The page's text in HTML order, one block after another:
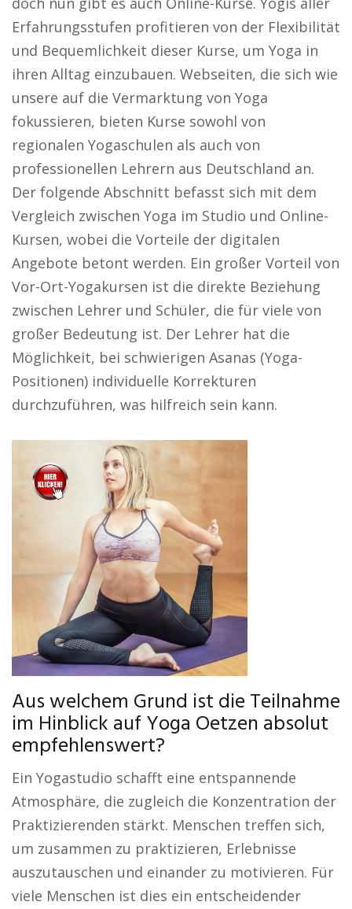
Erfahrungsstufen profitieren von der Flexibilität
und Bequemlichkeit dieser Kurse, um Yoga in
ihren Alltag einzubauen. Webseiten, die sich wie
unsere auf die Vermarktung von Yoga
fokussieren, bieten Kurse sowohl von
regionalen Yogaschulen als auch von
professionellen Lehrern aus Deutschland an.
Der folgende Abschnitt befasst sich mit dem
Vergleich zwischen Yoga im Studio und Online-
Kursen, wobei die Vorteile der digitalen
Angebote betont werden. Ein großer Vorteil von
Vor-Ort-Yogakursen ist die direkte Beziehung
zwischen Lehrer und Schüler, die für viele von
großer Bedeutung ist. Der Lehrer hat die
Möglichkeit, bei schwierigen Asanas (Yoga-
Positionen) individuelle Korrekturen
durchzuführen, was hilfreich sein kann.
Aus welchem Grund ist die Teilnahme
im Hinblick auf Yoga Oetzen absolut
empfehlenswert?
Ein Yogastudio schafft eine entspannende
Atmosphäre, die zugleich die Konzentration der
Praktizierenden stärkt. Menschen treffen sich,
um zusammen zu praktizieren, Erlebnisse
auszutauschen und einander zu motivieren. Für
viele Menschen ist dies ein entscheidender